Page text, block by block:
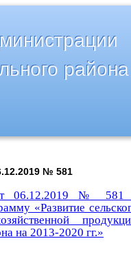
района
№ 581
от 06.12.2019 №
«Развитие
на 2013-2020 гг.»